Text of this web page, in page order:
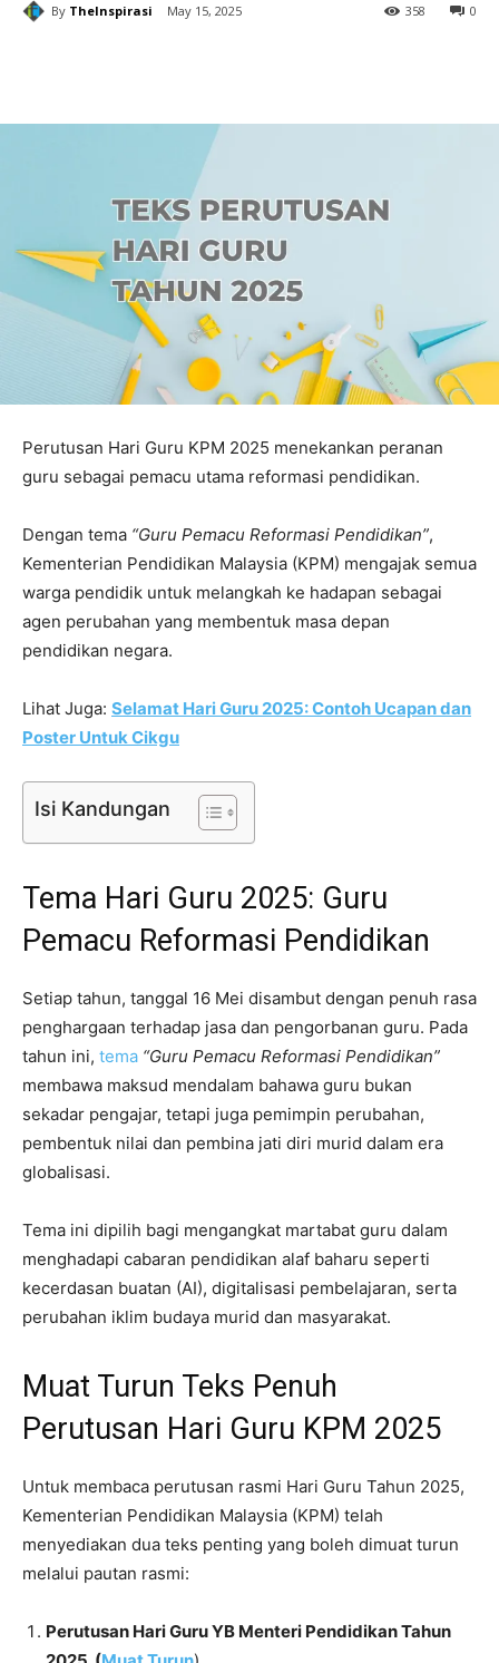
By TheInspirasi May 15, 2025 0
358
Perutusan Hari Guru KPM 2025 menekankan peranan
guru sebagai pemacu utama reformasi pendidikan.
Dengan tema “Guru Pemacu Reformasi Pendidikan”,
Kementerian Pendidikan Malaysia (KPM) mengajak semua
warga pendidik untuk melangkah ke hadapan sebagai
agen perubahan yang membentuk masa depan
pendidikan negara.
Lihat Juga: Selamat Hari Guru 2025: Contoh Ucapan dan
Poster Untuk Cikgu
Isi Kandungan
Tema Hari Guru 2025: Guru
Pemacu Reformasi Pendidikan
Setiap tahun, tanggal 16 Mei disambut dengan penuh rasa
penghargaan terhadap jasa dan pengorbanan guru. Pada
tahun ini, tema “Guru Pemacu Reformasi Pendidikan”
membawa maksud mendalam bahawa guru bukan
sekadar pengajar, tetapi juga pemimpin perubahan,
pembentuk nilai dan pembina jati diri murid dalam era
globalisasi.
Tema ini dipilih bagi mengangkat martabat guru dalam
menghadapi cabaran pendidikan alaf baharu seperti
kecerdasan buatan (AI), digitalisasi pembelajaran, serta
perubahan iklim budaya murid dan masyarakat.
Muat Turun Teks Penuh
Perutusan Hari Guru KPM 2025
Untuk membaca perutusan rasmi Hari Guru Tahun 2025,
Kementerian Pendidikan Malaysia (KPM) telah
menyediakan dua teks penting yang boleh dimuat turun
melalui pautan rasmi:
Perutusan Hari Guru YB Menteri Pendidikan Tahun